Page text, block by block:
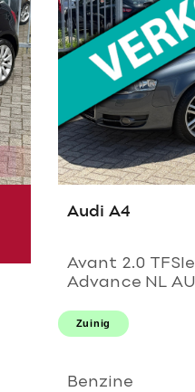
Audi A4
Avant 2.0 TFSIe
Advance NL
Uitmuntende
staat! Navi l
Trekhaak l PDC l
Zuinig
Benzine